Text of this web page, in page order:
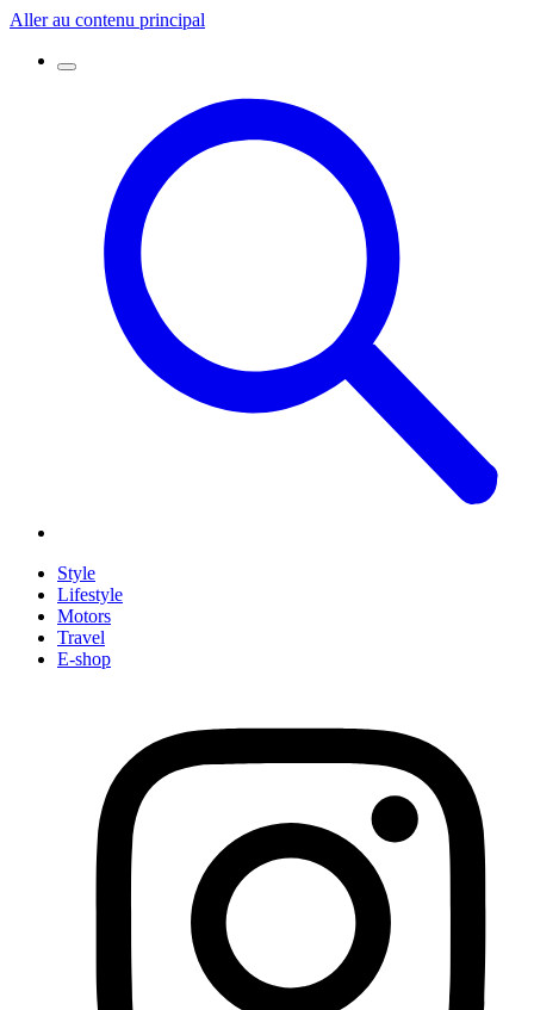
Aller au contenu principal
Style
Lifestyle
Motors
Travel
E-shop